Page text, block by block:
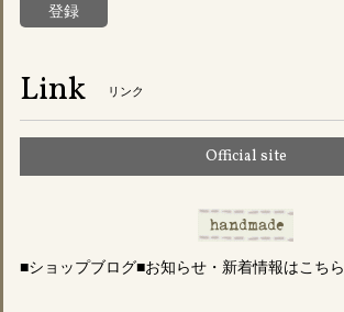
登録
Link リンク
Official site
■ショップブログ■お知らせ・新着情報はこちら